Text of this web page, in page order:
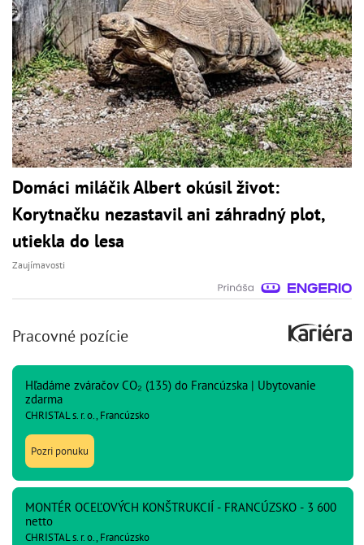
Domáci miláčik Albert okúsil život:
Korytnačku nezastavil ani záhradný plot,
utiekla do lesa
Zaujímavosti
Pracovné pozície
Hľadáme zváračov CO₂ (135) do Francúzska | Ubytovanie
zdarma
CHRISTAL s. r. o., Francúzsko
Pozri ponuku
MONTÉR OCEĽOVÝCH KONŠTRUKCIÍ - FRANCÚZSKO - 3 600
netto
CHRISTAL s. r. o., Francúzsko